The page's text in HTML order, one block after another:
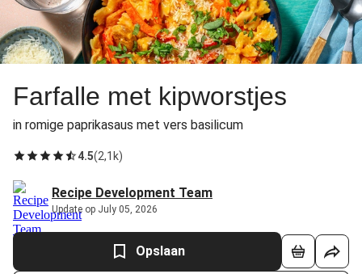
Farfalle met kipworstjes
in romige paprikasaus met vers basilicum
4.5(2,1k)
Recipe Development Team
Update op July 05, 2026
Opslaan